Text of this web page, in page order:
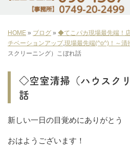
HOME » ブログ » ◆てこパカ現場最先端！
チベーションアップ,現場最先端(^o^)！～清
スクリーニング）こぼれ話
◇空室清掃（ハウスク
話
新しい一日の目覚めにありがとう
おはようございます！